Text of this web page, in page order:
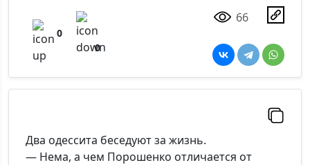
0
0
66
Два одессита беседуют за жизнь.
— Нема, а чем Порошенко отличается от